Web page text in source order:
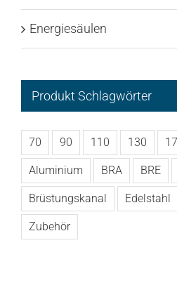
Energiesäulen
Produkt Schlagwörter
70 90 110 130
Aluminium BRA BRE
Brüstungskanal Edelstahl
Zubehör